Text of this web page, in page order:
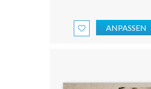
ANPASSEN